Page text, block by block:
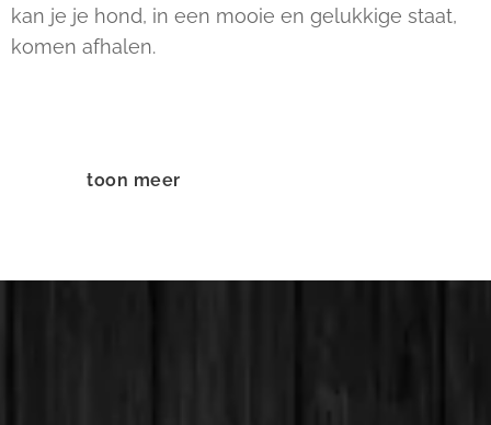
kan je je hond, in een mooie en gelukkige staat,
komen afhalen.
toon meer